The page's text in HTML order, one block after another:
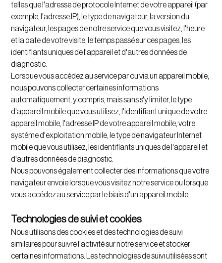
telles que l'adresse de protocole Internet de votre appareil (par
exemple, l'adresse IP), le type de navigateur, la version du
navigateur, les pages de notre service que vous visitez, l'heure
et la date de votre visite, le temps passé sur ces pages, les
identifiants uniques de l'appareil et d'autres données de
diagnostic.
Lorsque vous accédez au service par ou via un appareil mobile,
nous pouvons collecter certaines informations
automatiquement, y compris, mais sans s'y limiter, le type
d'appareil mobile que vous utilisez, l'identifiant unique de votre
appareil mobile, l'adresse IP de votre appareil mobile, votre
système d'exploitation mobile, le type de navigateur Internet
mobile que vous utilisez, les identifiants uniques de l'appareil et
d'autres données de diagnostic.
Nous pouvons également collecter des informations que votre
navigateur envoie lorsque vous visitez notre service ou lorsque
vous accédez au service par le biais d'un appareil mobile.
Technologies de suivi et cookies
Nous utilisons des cookies et des technologies de suivi
similaires pour suivre l'activité sur notre service et stocker
certaines informations. Les technologies de suivi utilisées sont